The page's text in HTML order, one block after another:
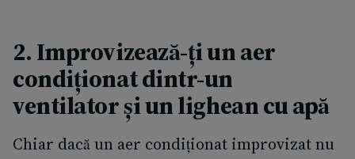
2.Improvizează-ți un aer
condiționat dintr-un
ventilator și un lighean cu apă
Chiar dacă un aer condiționat improvizat nu